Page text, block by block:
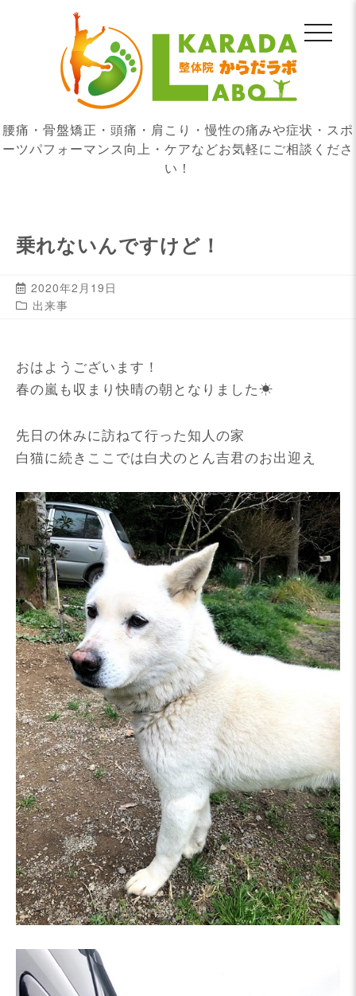
腰痛・骨盤矯正・頭痛・肩こり・慢性の痛みや症状・スポ
ーツパフォーマンス向上・ケアなどお気軽にご相談くださ
い！
乗れないんですけど！
2020年2月19日
出来事
おはようございます！
春の嵐も収まり快晴の朝となりました☀
先日の休みに訪ねて行った知人の家
白猫に続きここでは白犬のとん吉君のお出迎え